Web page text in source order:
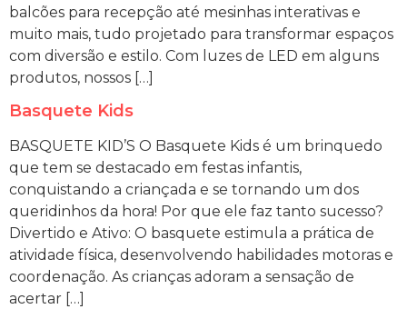
balcões para recepção até mesinhas interativas e
muito mais, tudo projetado para transformar espaços
com diversão e estilo. Com luzes de LED em alguns
produtos, nossos […]
Basquete Kids
BASQUETE KID’S O Basquete Kids é um brinquedo
que tem se destacado em festas infantis,
conquistando a criançada e se tornando um dos
queridinhos da hora! Por que ele faz tanto sucesso?
Divertido e Ativo: O basquete estimula a prática de
atividade física, desenvolvendo habilidades motoras e
coordenação. As crianças adoram a sensação de
acertar […]